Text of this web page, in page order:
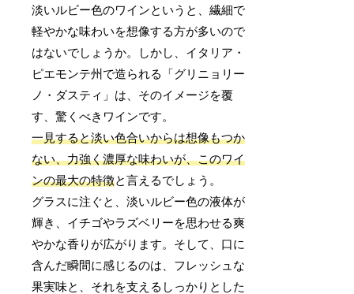
淡いルビー色のワインというと、繊細で
軽やかな味わいを想像する方が多いので
はないでしょうか。しかし、イタリア・
ピエモンテ州で造られる「グリニョリー
ノ・ダスティ」は、そのイメージを覆
す、驚くべきワインです。
一見すると淡い色合いからは想像もつか
ない、力強く濃厚な味わいが、このワイ
ンの最大の特徴と言えるでしょう。
グラスに注ぐと、淡いルビー色の液体が
輝き、イチゴやラズベリーを思わせる爽
やかな香りが広がります。そして、口に
含んだ瞬間に感じるのは、フレッシュな
果実味と、それを支えるしっかりとした